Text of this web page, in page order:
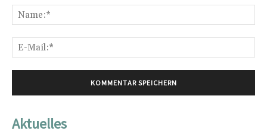
Aktuelles